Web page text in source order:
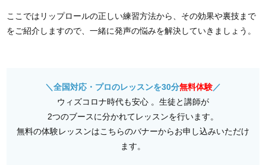
ここではリップロールの正しい練習方法から、その効果や裏技まで
をご紹介しますので、一緒に発声の悩みを解決していきましょう。
＼全国対応・プロのレッスンを30分無料体験／
ウィズコロナ時代も安心 。生徒と講師が
2つのブースに分かれてレッスンを行います。
無料の体験レッスンはこちらのバナーからお申し込みいただけ
ます。